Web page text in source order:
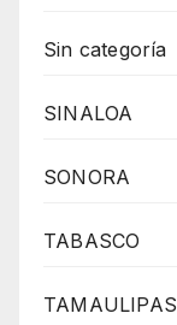
Sin categoría
SINALOA
SONORA
TABASCO
TAMAULIPAS